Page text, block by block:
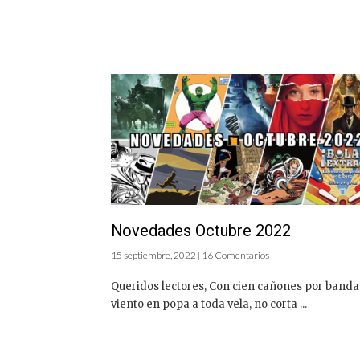
Novedades Octubre 2022
15 septiembre, 2022 | 16 Comentarios |
Queridos lectores, Con cien cañones por
viento en popa a toda vela, no corta ...